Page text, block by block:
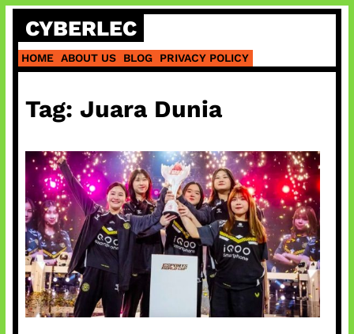
Skip
content
CYBERLEC
HOME ABOUT US BLOG PRIVACY POLICY
Tag: Juara Dunia